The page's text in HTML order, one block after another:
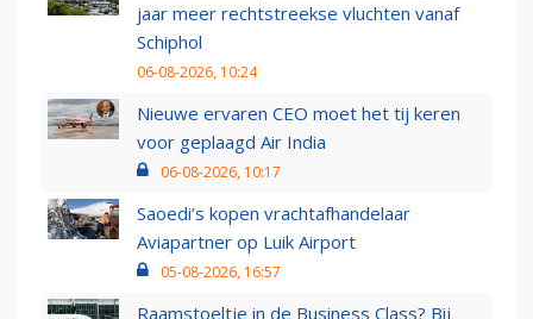
jaar meer rechtstreekse vluchten vanaf
Schiphol
06-08-2026, 10:24
Nieuwe ervaren CEO moet het tij keren
voor geplaagd Air India
06-08-2026, 10:17
Saoedi’s kopen vrachtafhandelaar
Aviapartner op Luik Airport
05-08-2026, 16:57
Raamstoeltje in de Business Class? Bij